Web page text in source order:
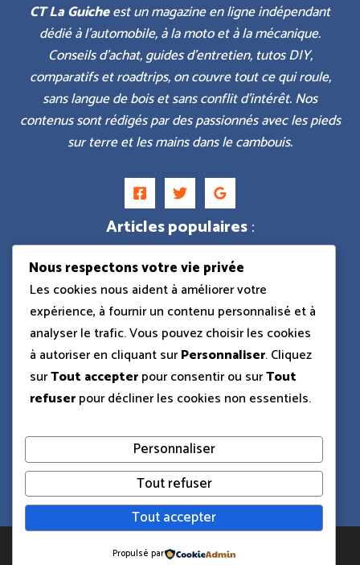
CT La Guicheest un magazine en ligne indépendant
dédié à l’automobile, à la moto et à la mécanique.
Conseils d’achat, guides d’entretien, tutos DIY,
comparatifs et roadtrips, on couvre tout ce qui roule,
sans langue de bois et sans conflit d’intérêt. Nos
contenus sont rédigés par des passionnés avec les pieds
sur terre et les mains dans le cambouis.
Articles populaires:
Dacia Sandman camping-car
Ford Shelby GT500 Eleanor
Dacia pick-up 2025
BMW R1250GS
Nous respectons votre vie privée
Les cookies nous aident à améliorer votre
expérience, à fournir un contenu personnalisé et à
analyser le trafic. Vous pouvez choisir les cookies
à autoriser en cliquant surPersonnaliser. Cliquez
surTout accepterpour consentir ou surTout
refuserpour décliner les cookies non essentiels.
Personnaliser
Tout refuser
Tout accepter
Propulsé par